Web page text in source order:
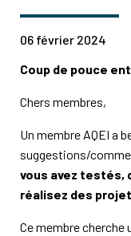
06 février 2024
Coup de pouce
Chers membres,
Un membre AQEI a
suggestions/
vous avez testés,
réalisez des
Ce membre cherche